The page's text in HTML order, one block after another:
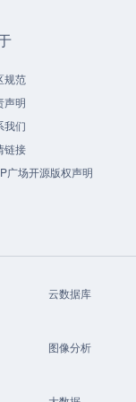
规范
声明
我们
链接
广场开源版权声明
云数据库
图像分析